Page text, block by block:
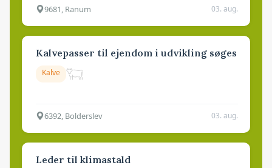
9681, Ranum 03. aug.
Kalvepasser til ejendom i udvikling søges
Kalve
6392, Bolderslev 03. aug.
Leder til klimastald